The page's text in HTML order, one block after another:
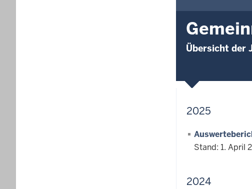
Übersicht der
2025
Stand: 1. April
2024